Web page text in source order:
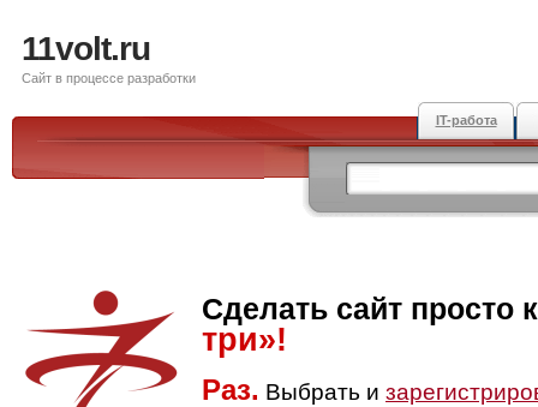
11volt.ru
Сайт в процессе разработки
IT-работа
Сделать сайт просто
три»!
Раз. Выбрать и